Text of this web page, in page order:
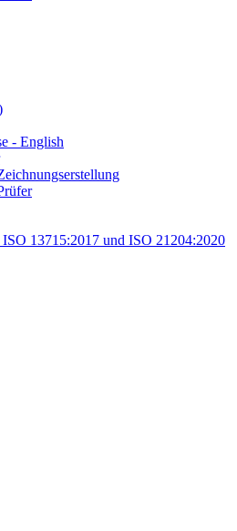
- English
13715:2017 und ISO 21204:2020